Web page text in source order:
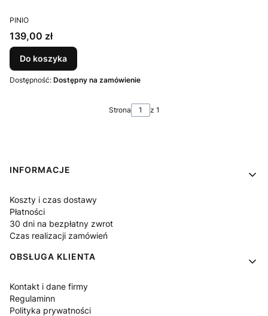
PRODUCENT
PINIO
Cena
139,00 zł
Do koszyka
Dostępność: Dostępny na zamówienie
Strona z 1
Linki w stopce
INFORMACJE
Koszty i czas dostawy
Płatności
30 dni na bezpłatny zwrot
Czas realizacji zamówień
OBSŁUGA KLIENTA
Kontakt i dane firmy
Regulaminn
Polityka prywatności